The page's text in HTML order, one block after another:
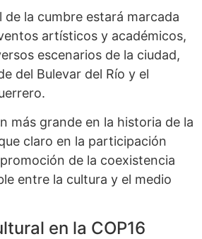
de la cumbre estará marcada
artísticos y académicos,
escenarios de la ciudad,
del Bulevar del Río y el
más grande en la historia de la
claro en la participación
de la coexistencia
entre la cultura y el medio
en la COP16